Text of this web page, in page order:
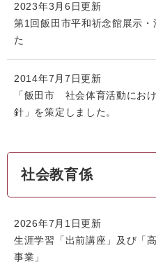
2023年3月6日更新
第1回飯田市平和祈念館展示
た
2014年7月7日更新
「飯田市 社会体育活動にお
針」を策定しました。
社会教育係
2026年7月1日更新
生涯学習「出前講座」及び「
事業」